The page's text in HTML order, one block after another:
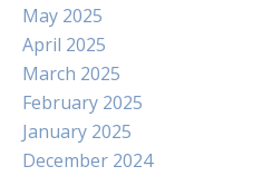
May 2025
April 2025
March 2025
February 2025
January 2025
December 2024